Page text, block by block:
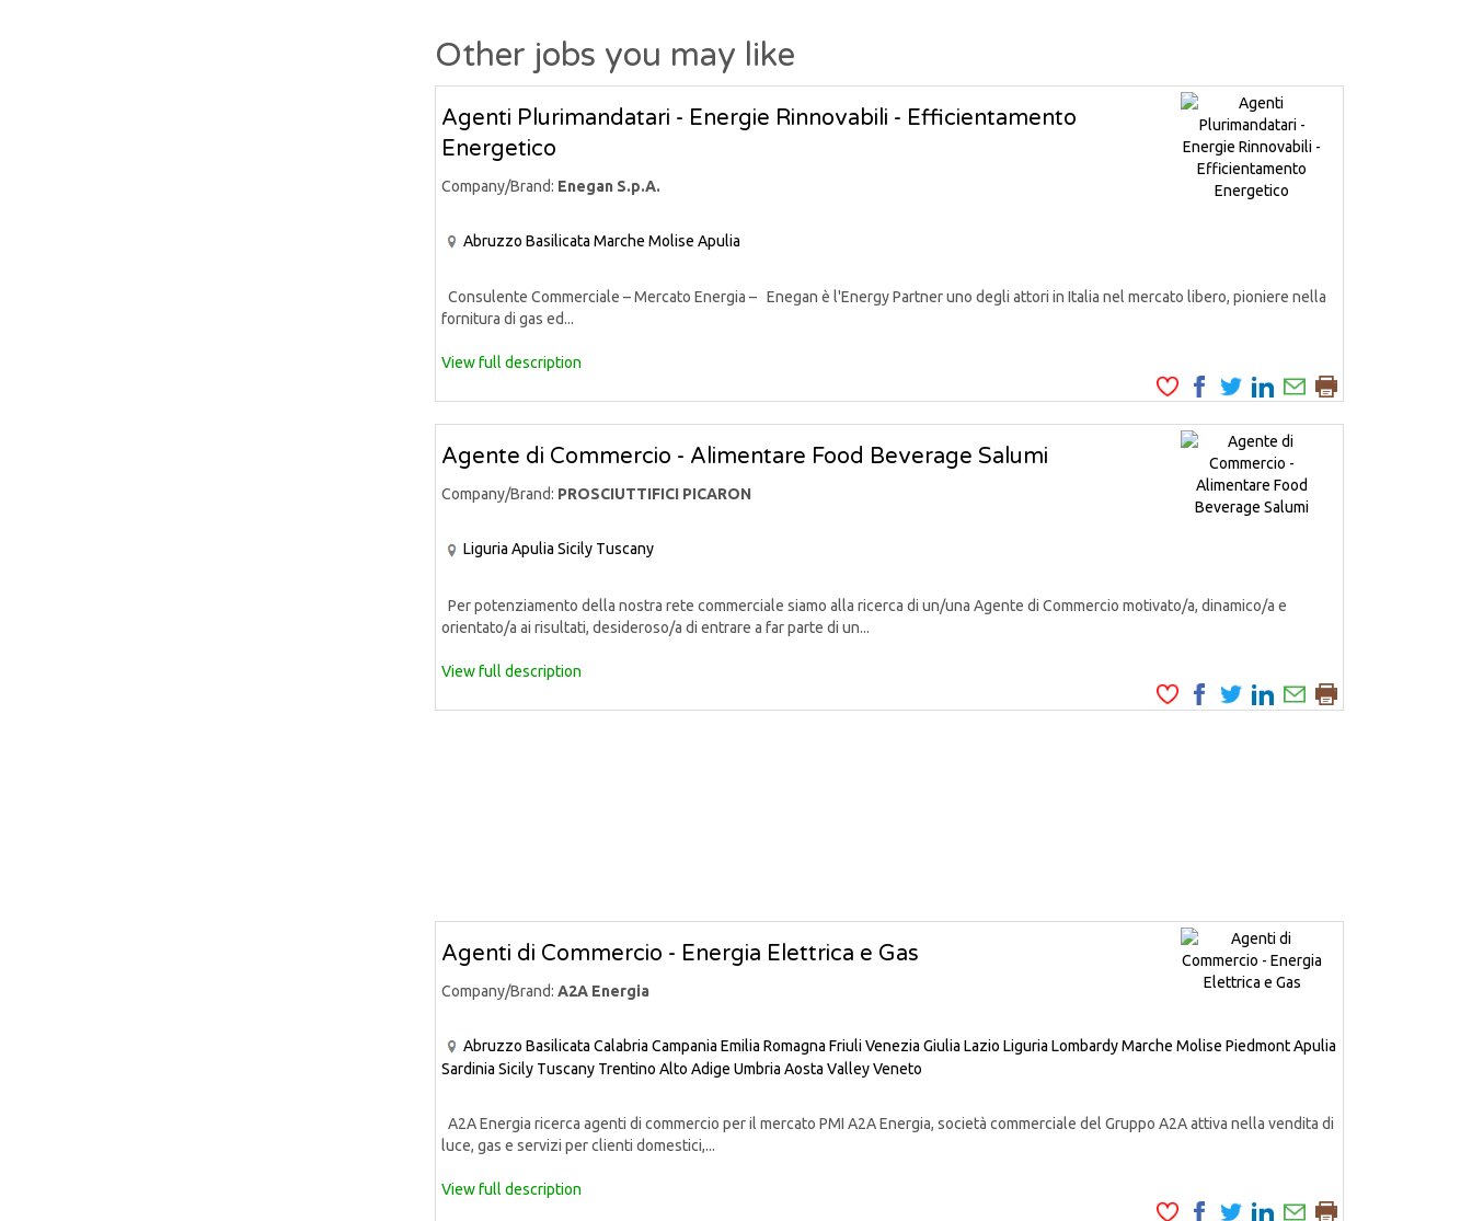
Other jobs you may like
Agenti Plurimandatari - Energie Rinnovabili - Efficientamento
Energetico
Company/Brand: Enegan S.p.A.
Abruzzo Basilicata Marche Molise Apulia
Consulente Commerciale – Mercato Energia – Enegan è l'Energy Partner uno degli attori in Italia nel mercato libero, pioniere nella
fornitura di gas ed...
View full description
Agente di Commercio - Alimentare Food Beverage Salumi
Company/Brand: PROSCIUTTIFICI PICARON
Liguria Apulia Sicily Tuscany
Per potenziamento della nostra rete commerciale siamo alla ricerca di un/una Agente di Commercio motivato/a, dinamico/a e
orientato/a ai risultati, desideroso/a di entrare a far parte di un...
View full description
Agenti di Commercio - Energia Elettrica e Gas
Company/Brand: A2A Energia
Abruzzo Basilicata Calabria Campania Emilia Romagna Friuli Venezia Giulia Lazio Liguria LombardyMarche Molise PiedmontApulia
Sardinia Sicily Tuscany Trentino Alto Adige Umbria Aosta ValleyVeneto
A2A Energia ricerca agenti di commercio per il mercato PMI A2A Energia, società commerciale del Gruppo A2A attiva nella vendita di
luce, gas e servizi per clienti domestici,...
View full description